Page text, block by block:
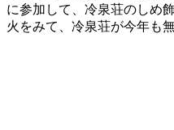
に参加して、冷泉荘のしめ
火をみて、冷泉荘が今年も